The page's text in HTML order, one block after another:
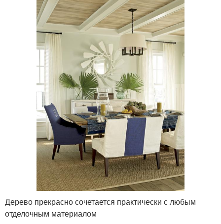
Дерево прекрасно сочетается практически с любым
отделочным материалом